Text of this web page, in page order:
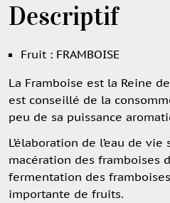
Descriptif
Fruit : FRAMBOISE
La Framboise est la Reine
est conseillé de la
peu de sa puissance
L’élaboration de l’eau de
macération des framboises
fermentation des
importante de fruits.